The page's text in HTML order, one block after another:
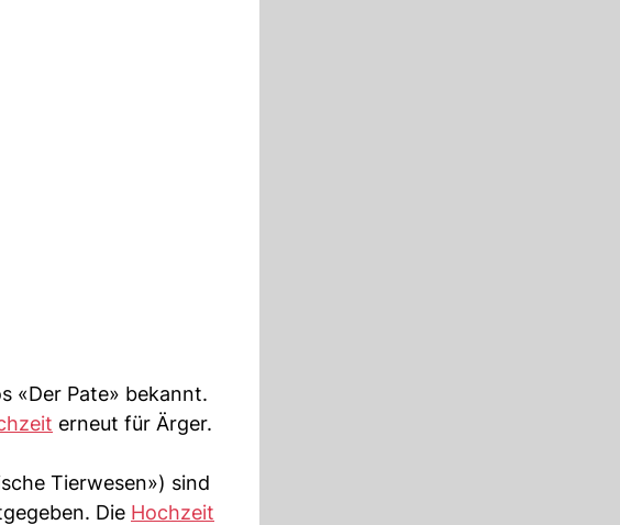
«Der Pate» bekannt.
erneut für Ärger.
Tierwesen») sind
Die Hochzeit